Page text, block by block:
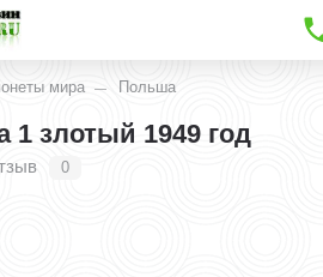
мира Польша
1 злотый 1949 год
0